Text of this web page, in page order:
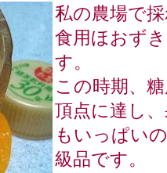
私の農場で
食用ほおず
す。
この時期、
頂点に達し
もいっぱい
級品です。